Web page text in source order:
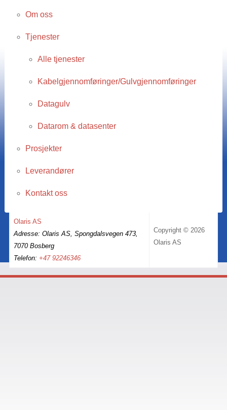
Om oss
Tjenester
Alle tjenester
Kabelgjennomføringer/Gulvgjennomføringer
Datagulv
Datarom & datasenter
Prosjekter
Leverandører
Kontakt oss
Olaris AS
Adresse: Olaris AS, Spongdalsvegen 473,
7070 Bosberg
Telefon: +47 92246346
Copyright © 2026
Olaris AS